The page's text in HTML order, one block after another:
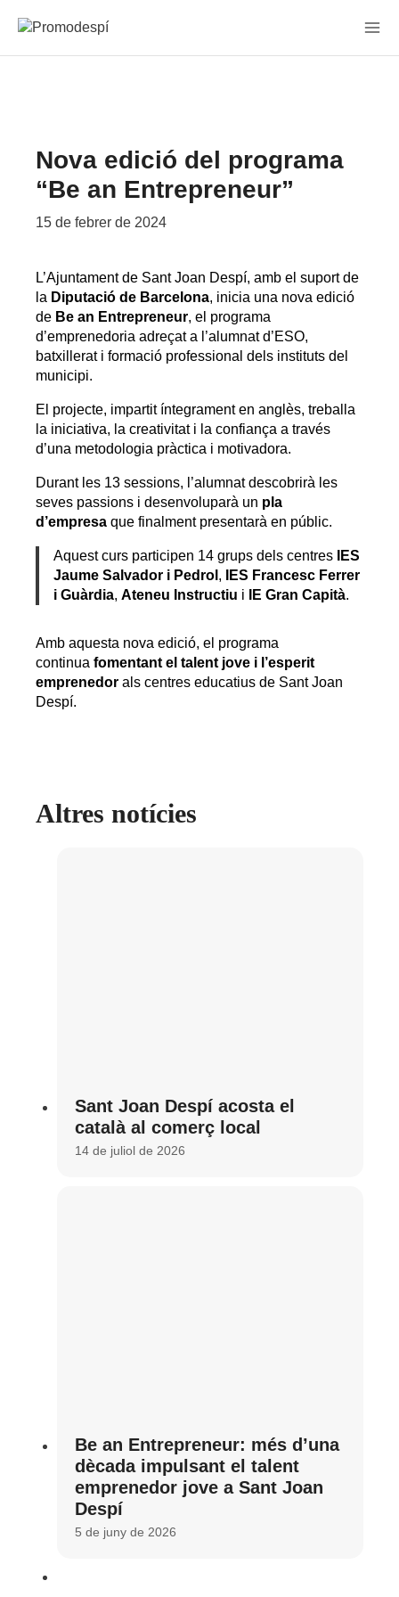
Nova edició del programa
“Be an Entrepreneur”
15 de febrer de 2024
L’Ajuntament de Sant Joan Despí, amb el suport de
la Diputació de Barcelona, inicia una nova edició
de Be an Entrepreneur, el programa
d’emprenedoria adreçat a l’alumnat d’ESO,
batxillerat i formació professional dels instituts del
municipi.
El projecte, impartit íntegrament en anglès, treballa
la iniciativa, la creativitat i la confiança a través
d’una metodologia pràctica i motivadora.
Durant les 13 sessions, l’alumnat descobrirà les
seves passions i desenvoluparà un pla
d’empresa que finalment presentarà en públic.
Aquest curs participen 14 grups dels centres
IES
Jaume Salvador i Pedrol ,
IES Francesc Ferrer
i Guàrdia, Ateneu Instructiu i IE Gran Capità.
Amb aquesta nova edició, el programa
continua fomentant el talent jove i l’esperit
emprenedor als centres educatius de Sant Joan
Despí.
Altres notícies
Sant Joan Despí acosta el
català al comerç local
14 de juliol de 2026
Be an Entrepreneur: més d’una
dècada impulsant el talent
emprenedor jove a Sant Joan
Despí
5 de juny de 2026